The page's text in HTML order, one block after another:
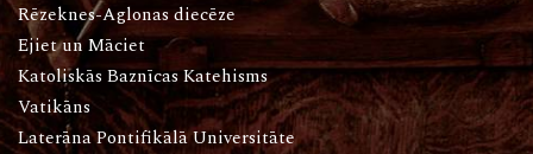
Rēzeknes-Aglonas diecēze
Ejiet un Māciet
Katoliskās Baznīcas Katehisms
Vatikāns
Laterāna Pontifikālā Universitāte